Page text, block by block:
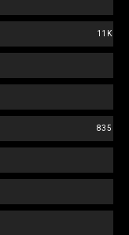
11K
835